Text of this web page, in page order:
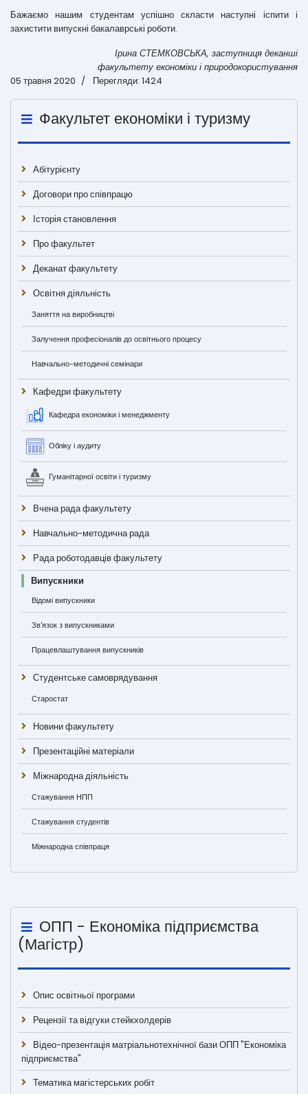
Бажаємо нашим студентам успішно скласти наступні іспити і
захистити випускні бакалаврські роботи.
Ірина СТЕМКОВСЬКА, заступниця деканші
факультету економіки і природокористування
05 травня 2020
Перегляди: 1424
Факультет економіки і туризму
Абітурієнту
Договори про співпрацю
Історія становлення
Про факультет
Деканат факультету
Освітня діяльність
Заняття на виробництві
Залучення професіоналів до освітнього процесу
Навчально-методичні семінари
Кафедри факультету
Кафедра економіки і менеджменту
Обліку і аудиту
Гуманітарної освіти і туризму
Вчена рада факультету
Навчально-методична рада
Рада роботодавців факультету
Випускники
Відомі випускники
Зв'язок з випускниками
Працевлаштування випускників
Студентське самоврядування
Старостат
Новини факультету
Презентаційні матеріали
Міжнародна діяльність
Стажування НПП
Стажування студентів
Міжнародна співпраця
ОПП - Економіка підприємства
(Магістр)
Опис освітньої програми
Рецензії та відгуки стейкхолдерів
Відео-презентація матріальнотехнічної бази ОПП "Економіка
підприємства"
Тематика магістерських робіт